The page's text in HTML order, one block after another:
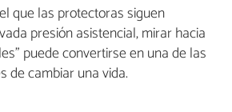
que las protectoras siguen
presión asistencial, mirar hacia
puede convertirse en una de las
de cambiar una vida.